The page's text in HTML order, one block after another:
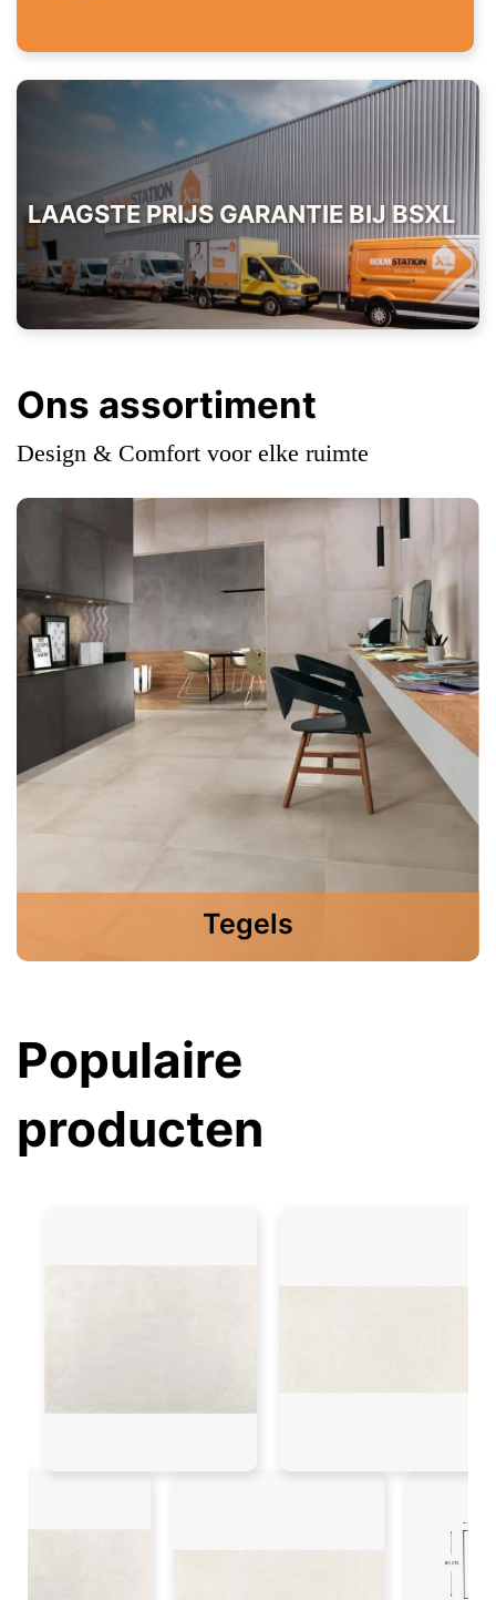
LAAGSTE PRIJS GARANTIE BIJ BSXL
Ons assortiment
Design & Comfort voor elke ruimte
Tegels
Populaire
producten